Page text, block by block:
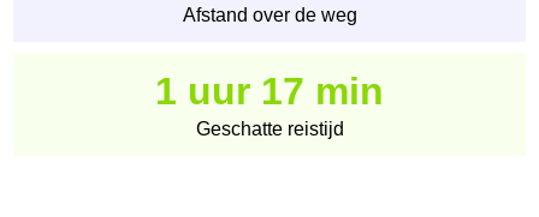
Afstand over de weg
1 uur 17 min
Geschatte reistijd